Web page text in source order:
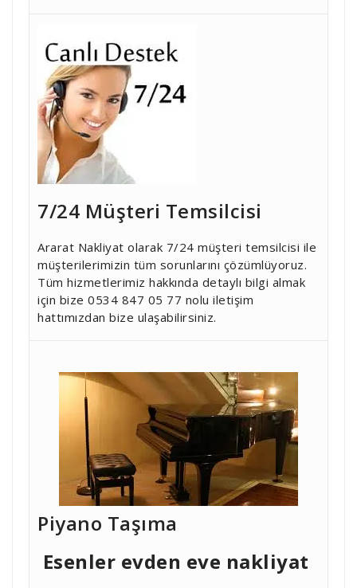
7/24 Müşteri Temsilcisi
Ararat Nakliyat olarak 7/24 müşteri temsilcisi ile
müşterilerimizin tüm sorunlarını çözümlüyoruz.
Tüm hizmetlerimiz hakkında detaylı bilgi almak
için bize 0534 847 05 77 nolu iletişim
hattımızdan bize ulaşabilirsiniz.
Piyano Taşıma
Esenler evden eve nakliyat